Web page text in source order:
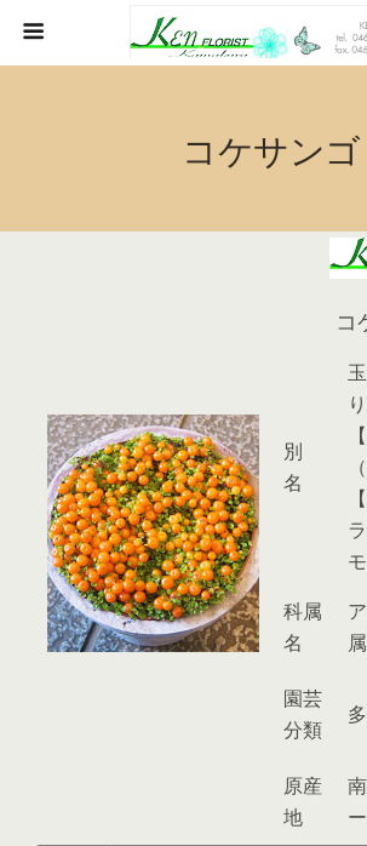
コケサンゴ
コ
別
名
科属
名
属
園芸
分類
原産
地